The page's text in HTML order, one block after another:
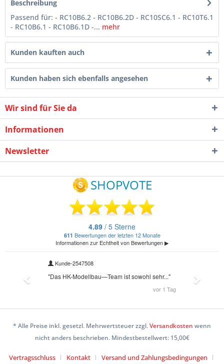
Beschreibung
Passend für: - RC10B6.2 - RC10B6.2D - RC10SC6.1 - RC10T6.1
- RC10B6.1 - RC10B6.1D -... mehr
Kunden kauften auch
Kunden haben sich ebenfalls angesehen
Wir sind für Sie da
Informationen
Newsletter
* Alle Preise inkl. gesetzl. Mehrwertsteuer zzgl.Versandkosten wenn
nicht anders beschrieben. Mindestbestellwert: 15,00€
Vertragsschluss Kontakt Versand und Zahlungsbedingungen